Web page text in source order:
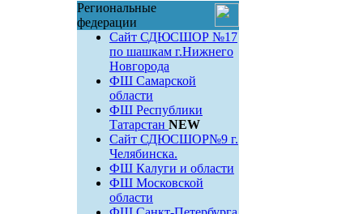
Региональные
федерации
Сайт СДЮСШОР №17
по шашкам г.Нижнего
Новгорода
ФШ Самарской
области
ФШ Республики
Татарстан NEW
Сайт СДЮСШОР№9 г.
Челябинска.
ФШ Калуги и области
ФШ Московской
области